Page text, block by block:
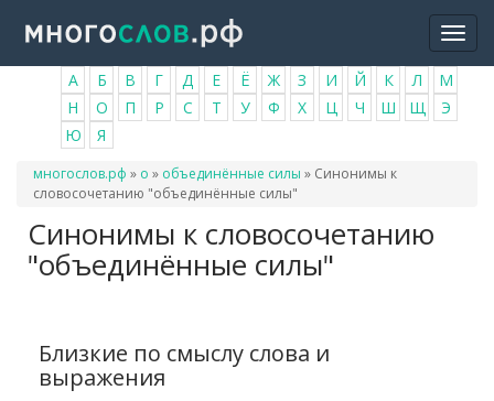
основному
содержанию
А Б В Г Д Е Ё Ж З И Й К Л
М
Н
О П Р С Т У Ф Х Ц Ч Ш Щ
Э
Ю
Я
Вы
здесь
многослов.рф » о » объединённые силы » Синонимы к
словосочетанию "объединённые силы"
Синонимы к словосочетанию
"объединённые силы"
Близкие по смыслу слова и
выражения